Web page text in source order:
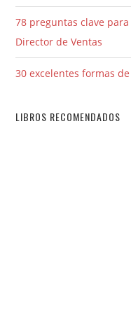
78 preguntas clave
Director de Ventas
30 excelentes formas
LIBROS RECOMENDADOS